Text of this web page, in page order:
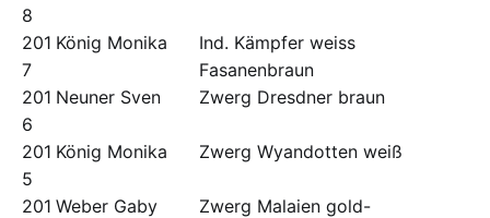
8
201
7
König Monika
Ind. Kämpfer weiss
Fasanenbraun
201
6
Neuner Sven Zwerg Dresdner braun
201
5
König Monika Zwerg Wyandotten weiß
201 Weber Gaby
Zwerg Malaien gold-